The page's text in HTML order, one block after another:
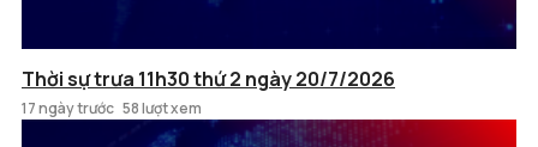
Thời sự trưa 11h30 thứ 2 ngày 20/7/2026
17 ngày trước 58 lượt xem